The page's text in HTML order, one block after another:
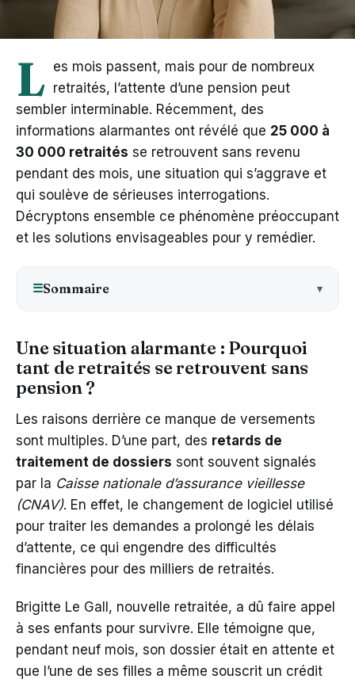
L es mois passent, mais pour de nombreux
retraités, l’attente d’une pension peut
sembler interminable. Récemment, des
informations alarmantes ont révélé que 25 000 à
30 000 retraités se retrouvent sans revenu
pendant des mois, une situation qui s’aggrave et
qui soulève de sérieuses interrogations.
Décryptons ensemble ce phénomène préoccupant
et les solutions envisageables pour y remédier.
☰Sommaire
Une situation alarmante : Pourquoi
tant de retraités se retrouvent sans
pension ?
Les raisons derrière ce manque de versements
sont multiples. D’une part, des retards de
traitement de dossiers sont souvent signalés
par la Caisse nationale d’assurance vieillesse
(CNAV). En effet, le changement de logiciel utilisé
pour traiter les demandes a prolongé les délais
d’attente, ce qui engendre des difficultés
financières pour des milliers de retraités.
Brigitte Le Gall, nouvelle retraitée, a dû faire appel
à ses enfants pour survivre. Elle témoigne que,
pendant neuf mois, son dossier était en attente et
que l’une de ses filles a même souscrit un crédit